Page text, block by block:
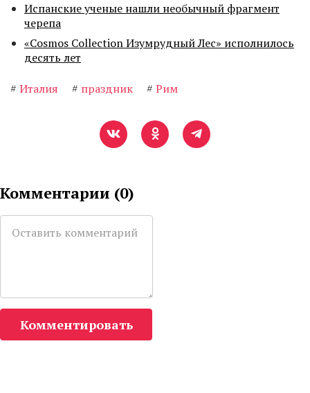
Испанские ученые нашли необычный фрагмент
черепа
«Cosmos Collection Изумрудный Лес» исполнилось
десять лет
# Италия # праздник # Рим
Комментарии (0)
Комментировать